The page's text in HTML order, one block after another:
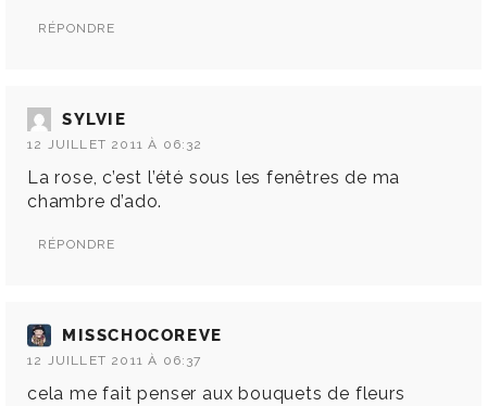
RÉPONDRE
SYLVIE
12 JUILLET 2011 À 06:32
La rose, c’est l’été sous les fenêtres de ma
chambre d’ado.
RÉPONDRE
MISSCHOCOREVE
12 JUILLET 2011 À 06:37
cela me fait penser aux bouquets de fleurs